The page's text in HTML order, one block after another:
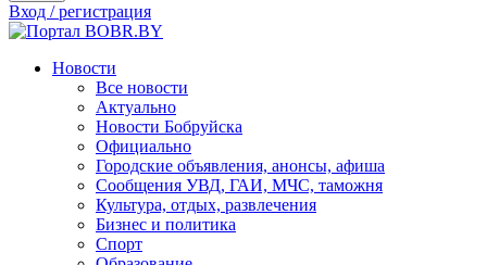
Вход / регистрация
Новости
Все новости
Актуально
Новости Бобруйска
Официально
Городские объявления, анонсы, афиша
Сообщения УВД, ГАИ, МЧС, таможня
Культура, отдых, развлечения
Бизнес и политика
Спорт